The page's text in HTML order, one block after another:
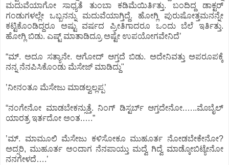
ಮದುವೆಯಾಗೋ ಸಾಧ್ಯತೆ ತುಂಬಾ ಕಡಿಮೆಯಿರ್ತಿತ್ತು. ಬಂದಿದ್ದ ಡಾಕ್ಟರ್‌
ಗಂಡುಗಳಲ್ಲೇ ಒಬ್ಬನನ್ನು ಮದುವೆಯಾಗ್ತಿದ್ದೆ. ಹೋಗ್ಲಿ ಪುರುಷೋತ್ತಮನನ್ನೇ
ಕಟ್ಟಿಕೊಂಡಿದ್ದರೂ ಅಷ್ಟು ವರ್ಷದ ಪ್ರೀತಿಗಾದರೂ ಒಂದು ಬೆಲೆ ಇರ್ತಿತ್ತು.
ಹೋಗ್ಲಿ ಬಿಡು. ಎಷ್ಟ್‌ ಮಾತಾಡಿದ್ರೂ ಅಷ್ಟೇ ಉಪಯೋಗವೇನಿದೆʼ
‌“ಮ್. ಅದೂ ಸತ್ಯಾನೇ. ಆಗೋದ್‌ ಆಗ್ತದೆ ಬಿಡು. ಅದೇನಿವತ್ತು ಅಪರೂಪಕ್ಕೆ
ನನ್ನ ನೆನಪಿಸಿಕೊಂಡು ಮೆಸೇಜ್‌ ಮಾಡಿದ್ದು"
ʼನೀನಂತೂ ಮೆಸೇಜು ಮಾಡಲ್ವಲ್ಲಪ್ಪʼ
“ನಂಗೇನೋ ಮಾಡಬೇಕನ್ಸುತ್ತೆ. ನಿಂಗ್‌ ಡಿಸ್ಟರ್ಬ್‌ ಆಗ್ತದೇನೋ.…..ಮೊಬೈಲ್‌
ಯಾರತ್ರ ಇರ್ತದೋ ಅಂತ.….”
ʼಮ್.‌ ಮಾಮೂಲಿ ಮೆಸೇಜು ಕಳಿಸೋಕೂ ಮುಹೂರ್ತ ನೋಡಬೇಕೇನೋ?
ಅದ್ಸರಿ, ಮುಹೂರ್ತ ಅಂದಾಗ ನೆನಪಾಯ್ತು ಮದ್ವೆ ಗಿದ್ವೆ ಮಾಡ್ಕೋಬಿಟ್ಯೇನೋ
ನನಗೇಳದೆ….ʼ